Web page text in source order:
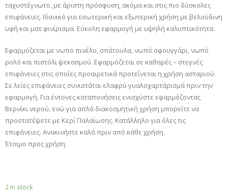
ταχυστέγνωτο, με άριστη πρόσφυση, ακόμα και στις πιο δύσκολες
επιφάνειες. Ιδανικό για εσωτερική και εξωτερική χρήση με βελούδινη
υφή και ματ φινίρισμα. Εύκολη εφαρμογή με υψηλή καλυπτικότητα.
Εφαρμόζεται με νωπό πινέλο, σπάτουλα, νωπό σφουγγάρι, νωπό
ρολό και πιστόλι ψεκασμού. Εφαρμόζεται σε καθαρές – στεγνές
επιφάνειες στις οποίες προαιρετικά προτείνεται η χρήση ασταριού.
Σε λείες επιφάνειες συνιστάται ελαφρύ γυαλοχαρτάρισμά πριν την
εφαρμογή. Για έντονες καταπονήσεις ενισχύστε εφαρμόζοντας
Βερνίκι νερού, ενώ για απλά διακοσμητική χρήση μπορείτε να
προστατέψετε με Κερί Παλαίωσης. Κατάλληλο για όλες τις
επιφάνειες. Ανακινήστε καλά πριν από κάθε χρήση.
Έτοιμο προς χρήση.
2 in stock